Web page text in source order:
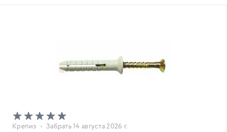
Крепиз • Забрать 14 августа 2026 г.